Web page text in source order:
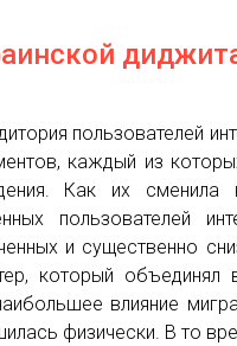
пользователей
каждый из
Как их сменила
пользователей
и существенно
который объединял
влияние
физически. В то